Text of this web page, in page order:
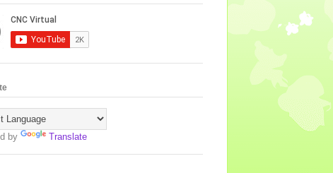
by Translate